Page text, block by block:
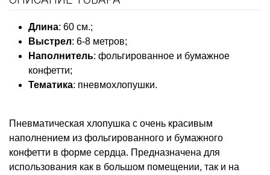
Длина: 60 см.;
Выстрел: 6-8 метров;
Наполнитель: фольгированное и бумажное
конфетти;
Тематика: пневмохлопушки.
Пневматическая хлопушка с очень красивым
наполнением из фольгированного и бумажного
конфетти в форме сердца. Предназначена для
использования как в большом помещении, так и на